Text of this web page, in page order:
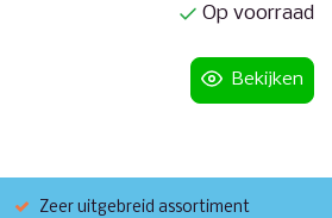
Op voorraad
Bekijken
Zeer uitgebreid assortiment